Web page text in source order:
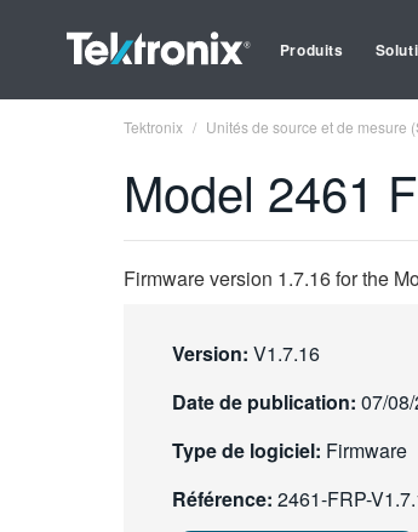
Produits
Tektronix Unités de source et de mesure
Model 2461
Firmware version 1.7.16 for the
Version: V1.7.16
Date de publication: 07/
Type de logiciel: Firmware
Référence: 2461-FRP-